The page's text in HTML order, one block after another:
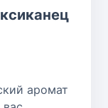
аромат